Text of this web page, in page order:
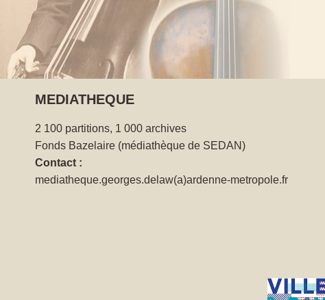
MEDIATHEQUE
2 100 partitions, 1 000 archives
Fonds Bazelaire (médiathèque de SEDAN)
Contact :
mediatheque.georges.delaw(a)ardenne-metropole.fr